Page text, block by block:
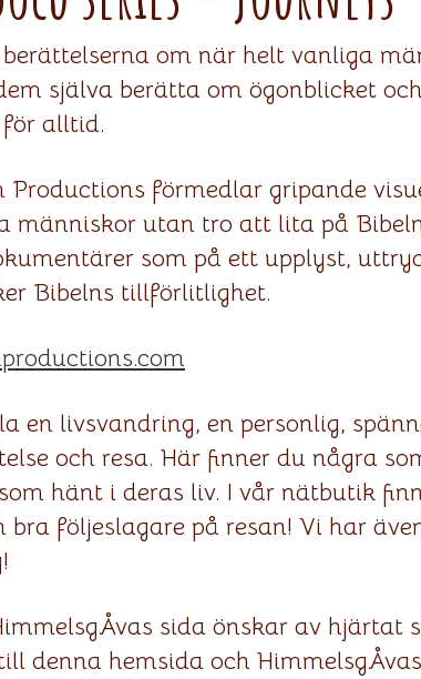
om när helt vanliga
själva berätta om ögonblicket
alltid.
Productions förmedlar gripande
människor utan tro att lita på
som på ett upplyst,
Bibelns tillförlitlighet.
en livsvandring, en personlig,
och resa. Här finner du några
hänt i deras liv. I vår nätbutik
bra följeslagare på resan! Vi har
sida önskar av hjärtat
denna hemsida och